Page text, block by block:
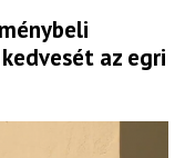
az egri